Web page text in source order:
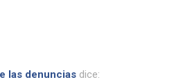
las denuncias dice: